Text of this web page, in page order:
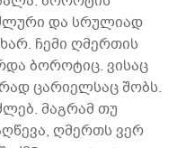
და სრულიად
ჩემი ღმერთის
ბოროტიც. ვისაც
ცარიელსაც შობს.
მაგრამ თუ
ღმერთს ვერ